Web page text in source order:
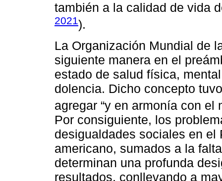
también a la calidad de vida
2021).
La Organización Mundial de
siguiente manera en el
estado de salud física,
dolencia. Dicho concepto
agregar “y en armonía con el
Por consiguiente, los
desigualdades sociales en el
americano, sumados a la
determinan una profunda
resultados, conllevando a